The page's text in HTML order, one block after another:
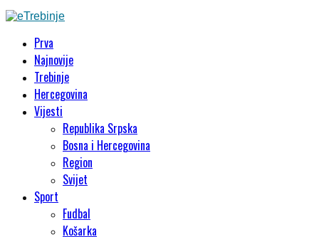
Prva
Najnovije
Trebinje
Hercegovina
Vijesti
Republika Srpska
Bosna i Hercegovina
Region
Svijet
Sport
Fudbal
Košarka